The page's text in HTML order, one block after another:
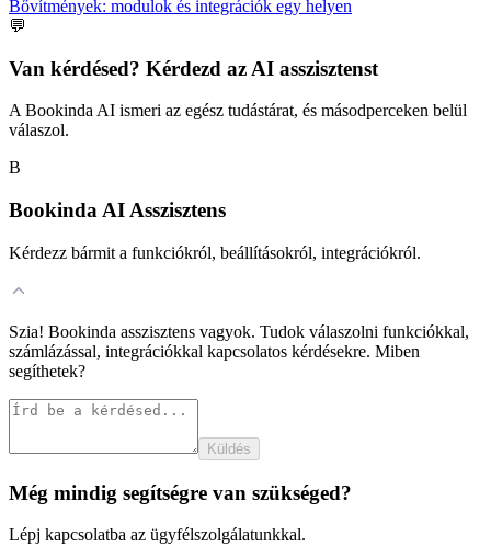
Bővítmények: modulok és integrációk egy helyen
💬
Van kérdésed? Kérdezd az AI asszisztenst
A Bookinda AI ismeri az egész tudástárat, és másodperceken belül
válaszol.
B
Bookinda AI Asszisztens
Kérdezz bármit a funkciókról, beállításokról, integrációkról.
Szia! Bookinda asszisztens vagyok. Tudok válaszolni funkciókkal,
számlázással, integrációkkal kapcsolatos kérdésekre. Miben
segíthetek?
Küldés
Még mindig segítségre van szükséged?
Lépj kapcsolatba az ügyfélszolgálatunkkal.